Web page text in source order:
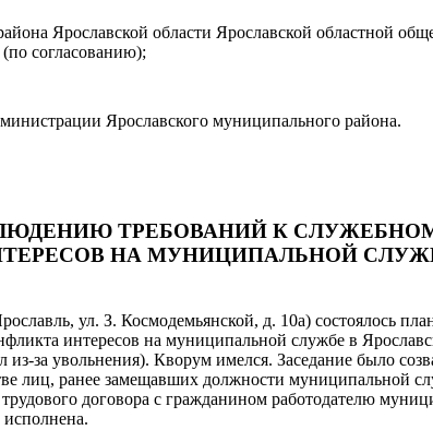
Ярославской области Ярославской областной
согласованию);
Ярославского муниципального района.
ТРЕБОВАНИЙ К
НА МУНИЦИПАЛЬНОЙ
ул. З. Космодемьянской, д. 10а) состоялось
интересов на муниципальной службе в
за увольнения). Кворум имелся. Заседание было
лиц, ранее замещавших должности муниципальной
договора с гражданином работодателю